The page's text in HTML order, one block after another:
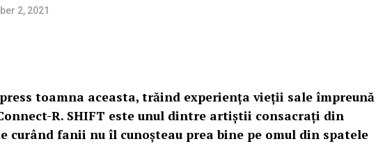
2, 2021
toamna aceasta, trăind experiența vieții sale împreună
R. SHIFT este unul dintre artiștii consacrați din
curând fanii nu îl cunoșteau prea bine pe omul din spatele